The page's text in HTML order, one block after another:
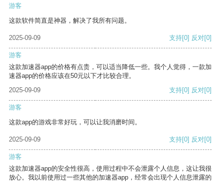
游客
这款软件简直是神器，解决了我所有问题。
2025-09-09 支持[0] 反对[0]
游客
这款加速器app的价格有点贵，可以适当降低一些。我个人觉得，一款加
速器app的价格应该在50元以下才比较合理。
2025-09-09
支持[0] 反对[0]
游客
这款app的游戏非常好玩，可以让我消磨时间。
2025-09-09 支持[0] 反对[0]
游客
这款加速器app的安全性很高，使用过程中不会泄露个人信息，这让我很
放心。我以前使用过一些其他的加速器app，经常会出现个人信息泄露的